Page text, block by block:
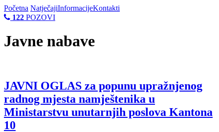
Početna NatječajiInformacijeKontakti
122 POZOVI
Javne nabave
JAVNI OGLAS za popunu upražnjenog
radnog mjesta namještenika u
Ministarstvu unutarnjih poslova Kantona
10